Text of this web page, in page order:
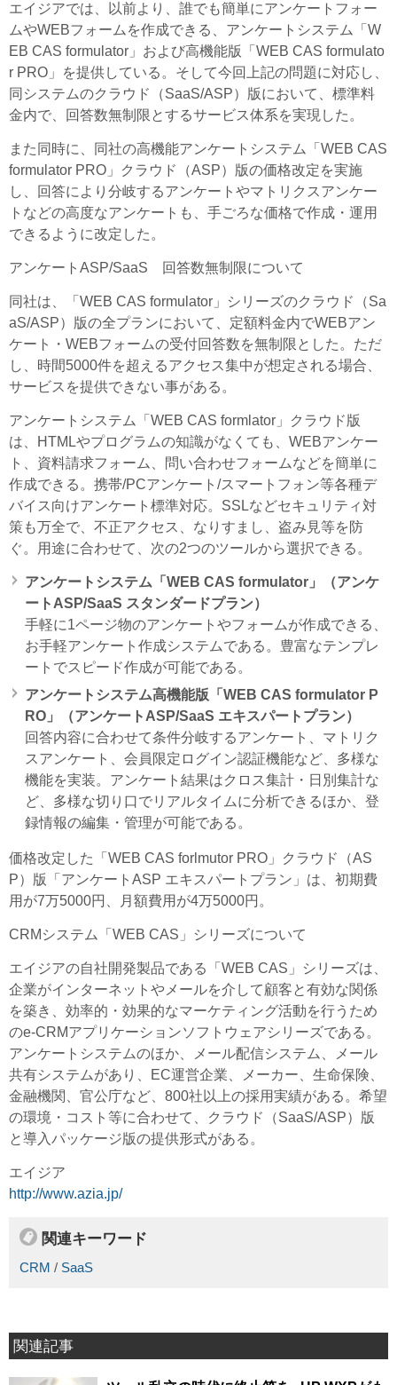
エイジアでは、以前より、誰でも簡単にアンケートフォー
ムやWEBフォームを作成できる、アンケートシステム「W
EB CAS formulator」および高機能版「WEB CAS formulato
r PRO」を提供している。そして今回上記の問題に対応し、
同システムのクラウド（SaaS/ASP）版において、標準料
金内で、回答数無制限とするサービス体系を実現した。
また同時に、同社の高機能アンケートシステム「WEB CAS
formulator PRO」クラウド（ASP）版の価格改定を実施
し、回答により分岐するアンケートやマトリクスアンケー
トなどの高度なアンケートも、手ごろな価格で作成・運用
できるように改定した。
アンケートASP/SaaS 回答数無制限について
同社は、「WEB CAS formulator」シリーズのクラウド（Sa
aS/ASP）版の全プランにおいて、定額料金内でWEBアン
ケート・WEBフォームの受付回答数を無制限とした。ただ
し、時間5000件を超えるアクセス集中が想定される場合、
サービスを提供できない事がある。
アンケートシステム「WEB CAS formlator」クラウド版
は、HTMLやプログラムの知識がなくても、WEBアンケー
ト、資料請求フォーム、問い合わせフォームなどを簡単に
作成できる。携帯/PCアンケート/スマートフォン等各種デ
バイス向けアンケート標準対応。SSLなどセキュリティ対
策も万全で、不正アクセス、なりすまし、盗み見等を防
ぐ。用途に合わせて、次の2つのツールから選択できる。
アンケートシステム「WEB CAS formulator」（アンケ
ートASP/SaaS スタンダードプラン）
手軽に1ページ物のアンケートやフォームが作成できる、
お手軽アンケート作成システムである。豊富なテンプレ
ートでスピード作成が可能である。
アンケートシステム高機能版「WEB CAS formulator P
RO」（アンケートASP/SaaS エキスパートプラン）
回答内容に合わせて条件分岐するアンケート、マトリク
スアンケート、会員限定ログイン認証機能など、多様な
機能を実装。アンケート結果はクロス集計・日別集計な
ど、多様な切り口でリアルタイムに分析できるほか、登
録情報の編集・管理が可能である。
価格改定した「WEB CAS forlmutor PRO」クラウド（AS
P）版「アンケートASP エキスパートプラン」は、初期費
用が7万5000円、月額費用が4万5000円。
CRMシステム「WEB CAS」シリーズについて
エイジアの自社開発製品である「WEB CAS」シリーズは、
企業がインターネットやメールを介して顧客と有効な関係
を築き、効率的・効果的なマーケティング活動を行うため
のe-CRMアプリケーションソフトウェアシリーズである。
アンケートシステムのほか、メール配信システム、メール
共有システムがあり、EC運営企業、メーカー、生命保険、
金融機関、官公庁など、800社以上の採用実績がある。希望
の環境・コスト等に合わせて、クラウド（SaaS/ASP）版
と導入パッケージ版の提供形式がある。
エイジア
http://www.azia.jp/
関連キーワード
CRM / SaaS
関連記事